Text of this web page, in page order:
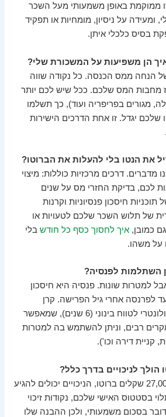
ממוקמת באופן משמעותי מעל השכר
על ניסיון, מומחיות או תפקיד
בסיס כלכלי איתן.
הן משפיעות על המשכורת שלי?
של הנחה ממס הכנסה. כל נקודה שווה
מחבות המס שלכם. ככל שיש לכם יותר
מגורים בפריפריה ועוד), כך תשלמו
יגדל. זו אחת הדרכים הישירות
את הנטו בלי להעלות את הברוטו?
מדברים. דרכים מרכזיות כוללות: מיצוי
לכם, בדיקת החזרי מס על שנים
חיסכון פנסיוניות וקרנות
של תלוש השכר שלכם לטעויות או
כמובן,איך לחסוך כסף כל חודש בלי
על משהו.
השתלמות לפנסיה?
למטרות שונות. פנסיה היא חיסכון
לפרנסה אחרי גיל הפרישה. קרן
השתלמות היא חיסכון וולונטרי לטווח בינוני (6 שנים), שמאפשר
רבים, וניתן להשתמש בה למטרות
קניית דירה וכו').
לניכויים בדרך כלל?
עבור משכורת של 27,000 שקלים ברוטו, הניכויים יכולים להגיע
תלוי בסטטוס האישי שלכם, נקודות זיכוי
בסכום משמעותי, ולכן ההבנה שלו